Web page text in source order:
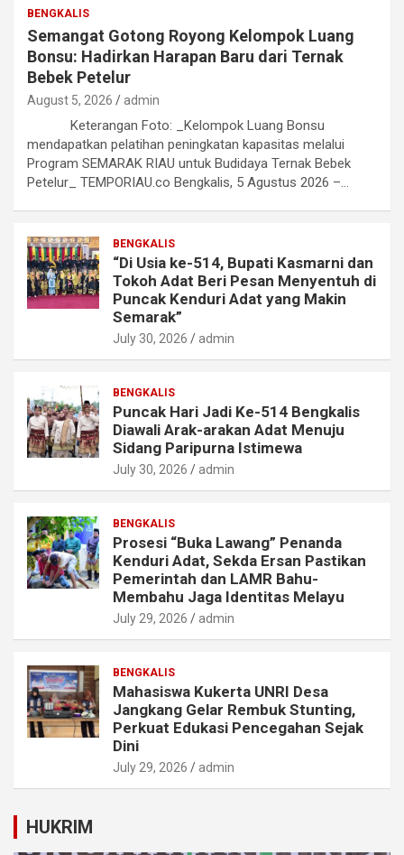
BENGKALIS
Semangat Gotong Royong Kelompok Luang
Bonsu: Hadirkan Harapan Baru dari Ternak
Bebek Petelur
August 5, 2026 admin
Keterangan Foto: _Kelompok Luang Bonsu
mendapatkan pelatihan peningkatan kapasitas melalui
Program SEMARAK RIAU untuk Budidaya Ternak Bebek
Petelur_ TEMPORIAU.co Bengkalis, 5 Agustus 2026 –…
BENGKALIS
“Di Usia ke-514, Bupati Kasmarni dan
Tokoh Adat Beri Pesan Menyentuh di
Puncak Kenduri Adat yang Makin
Semarak”
July 30, 2026 admin
BENGKALIS
Puncak Hari Jadi Ke-514 Bengkalis
Diawali Arak-arakan Adat Menuju
Sidang Paripurna Istimewa
July 30, 2026 admin
BENGKALIS
Prosesi “Buka Lawang” Penanda
Kenduri Adat, Sekda Ersan Pastikan
Pemerintah dan LAMR Bahu-
Membahu Jaga Identitas Melayu
July 29, 2026 admin
BENGKALIS
Mahasiswa Kukerta UNRI Desa
Jangkang Gelar Rembuk Stunting,
Perkuat Edukasi Pencegahan Sejak
Dini
July 29, 2026 admin
HUKRIM